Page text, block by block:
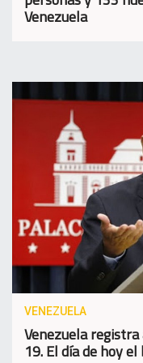
Venezuela
VENEZUELA
Venezuela registra
19. El día de hoy